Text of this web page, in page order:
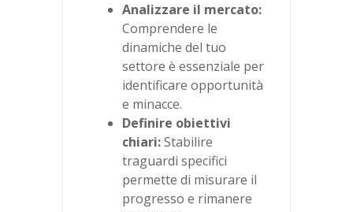
Analizzare il mercato:
Comprendere le
dinamiche del tuo
settore è essenziale per
identificare opportunità
e minacce.
Definire obiettivi
chiari:Stabilire
traguardi specifici
permette di misurare il
progresso e rimanere